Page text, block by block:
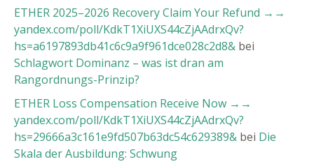
ETHER 2025–2026 Recovery Claim Your Refund →→
yandex.com/poll/KdkT1XiUXS44cZjAAdrxQv?
hs=a6197893db41c6c9a9f961dce028c2d8& bei
Schlagwort Dominanz – was ist dran am
Rangordnungs-Prinzip?
ETHER Loss Compensation Receive Now →→
yandex.com/poll/KdkT1XiUXS44cZjAAdrxQv?
hs=29666a3c161e9fd507b63dc54c629389& bei Die
Skala der Ausbildung: Schwung